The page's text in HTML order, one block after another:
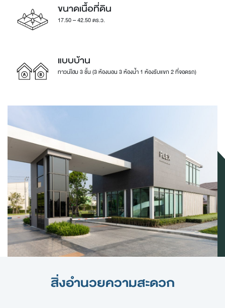
ขนาดเนื้อที่ดิน
17.50 – 42.50 ตร.ว.
แบบบ้าน
ทาวน์โฮม 3 ชั้น (3 ห้องนอน 3 ห้องน้ำ 1 ห้องรับแขก 2 ที่จอดรถ)
สิ่งอำนวยความสะดวก